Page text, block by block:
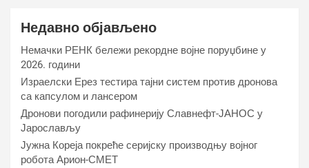
Недавно објављено
Немачки РЕНК бележи рекордне војне поруџбине у
2026. години
Израелски Ерез тестира тајни систем против дронова
са капсулом и лансером
Дронови погодили рафинерију Славнефт-ЈАНОС у
Јарослављу
Јужна Кореја покреће серијску производњу војног
робота Арион-СМЕТ